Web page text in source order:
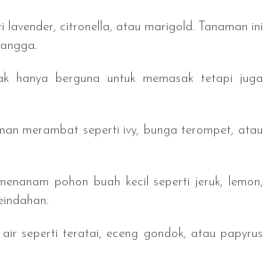
citronella, atau marigold. Tanaman ini
hanya berguna untuk memasak tetapi juga
merambat seperti ivy, bunga terompet, atau
pohon buah kecil seperti jeruk, lemon,
seperti teratai, eceng gondok, atau papyrus